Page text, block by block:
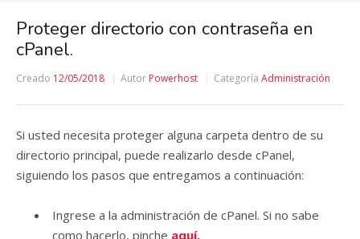
Proteger directorio con contraseña en
cPanel.
Creado 12/05/2018 Autor Powerhost Categoría Administración
Si usted necesita proteger alguna carpeta dentro de su
directorio principal, puede realizarlo desde cPanel,
siguiendo los pasos que entregamos a continuación:
Ingrese a la administración de cPanel. Si no sabe
como hacerlo, pinche aquí.